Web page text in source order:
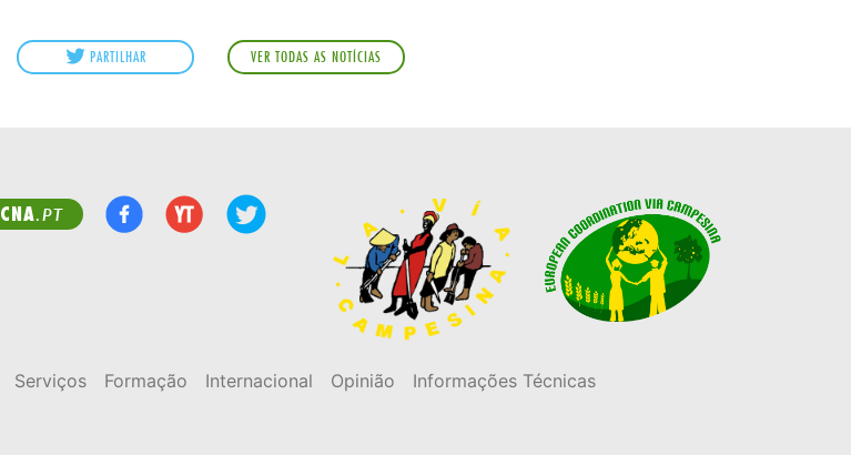
PARTILHAR VER TODAS AS NOTÍCIAS
CNA.PT
Serviços Formação Internacional Opinião Informações Técnicas